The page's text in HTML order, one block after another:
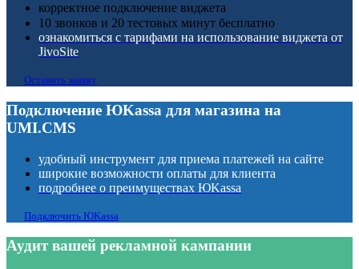
корректное подключение виджета
10 звонков и 20 тестовых минут бесплатно
ознакомиться с тарифами на использование виджета от
JivoSite
Оставить заявку
Подключение ЮKassa для магазина на
UMI.CMS
удобный инструмент для приема платежей на сайте
широкие возможности оплаты для клиента
подробнее о преимуществах ЮKassa
Подключить ЮKassa
Аудит вашей рекламной кампании